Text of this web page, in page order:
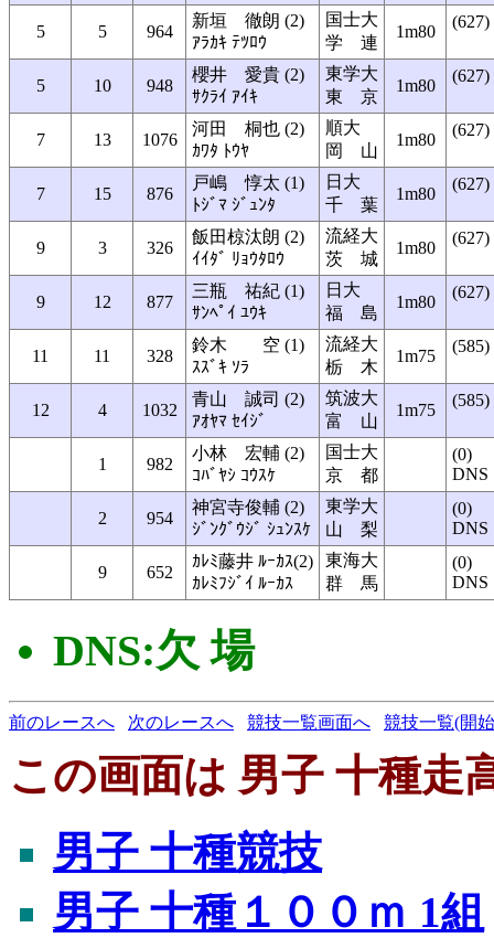
5 5 964
新垣 徹朗 (2)
ｱﾗｶｷ ﾃﾂﾛｳ
国士大
学 連
1m80
(627)
5 10 948
櫻井 愛貴 (2)
ｻｸﾗｲ ｱｲｷ
東学大
東 京
1m80
(627)
7 13 1076
河田 桐也 (2)
ｶﾜﾀ ﾄｳﾔ
順大
岡 山
1m80
(627)
7 15 876
戸嶋 惇太 (1)
ﾄｼﾞﾏ ｼﾞｭﾝﾀ
日大
千 葉
1m80
(627)
9 3 326
飯田椋汰朗 (2)
ｲｲﾀﾞ ﾘｮｳﾀﾛｳ
流経大
茨 城
1m80
(627)
9 12 877
三瓶 祐紀 (1)
ｻﾝﾍﾟｲ ﾕｳｷ
日大
福 島
1m80
(627)
11 11 328
鈴木 空 (1)
ｽｽﾞｷ ｿﾗ
流経大
栃 木
1m75
(585)
12 4 1032
青山 誠司 (2)
ｱｵﾔﾏ ｾｲｼﾞ
筑波大
富 山
1m75
(585)
1 982
小林 宏輔 (2)
ｺﾊﾞﾔｼ ｺｳｽｹ
国士大
京 都
(0)
DNS
2 954
神宮寺俊輔 (2)
ｼﾞﾝｸﾞｳｼﾞ ｼｭﾝｽｹ
東学大
山 梨
(0)
DNS
9 652
ｶﾚﾐ藤井 ﾙｰｶｽ(2)
ｶﾚﾐﾌｼﾞｲ ﾙｰｶｽ
東海大
群 馬
(0)
DNS
DNS:欠 場
前のレースへ 次のレースへ 競技一覧画面へ 競技一覧(開
この画面は 男子 十種走
男子 十種競技
男子 十種１００ｍ 1組